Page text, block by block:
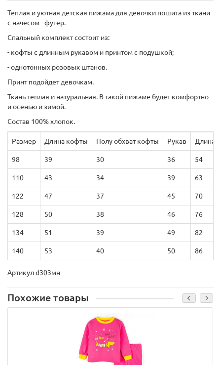
Теплая и уютная детская пижама для девочки пошита из ткани
с начесом - футер.
Спальный комплект состоит из:
- кофты с длинным рукавом и принтом с подушкой;
- однотонных розовых штанов.
Принт подойдет девочкам.
Ткань теплая и натуральная. В такой пижаме будет комфортно
и осенью и зимой.
Состав 100% хлопок.
Размер Длина кофты Полу обхват кофты Рукав Длина
98 39 30 36 54
110 43 34 39 63
122 47 37 45 70
128 50 38 46 76
134 51 39 49 82
140 53 40 50 86
Артикул d303мн
Похожие товары